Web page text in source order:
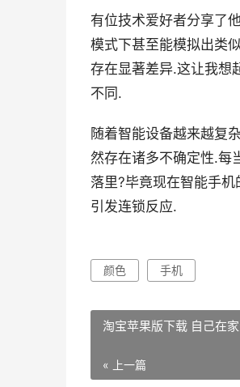
有位技术爱好者分享了
模式下甚至能模拟出类
存在显著差异.这让我
不同.
随着智能设备越来越复
然存在诸多不确定性.每
落里?毕竟现在智能手
引发连锁反应.
颜色 手机
淘宝苹果版下载 自己在
« 上一篇